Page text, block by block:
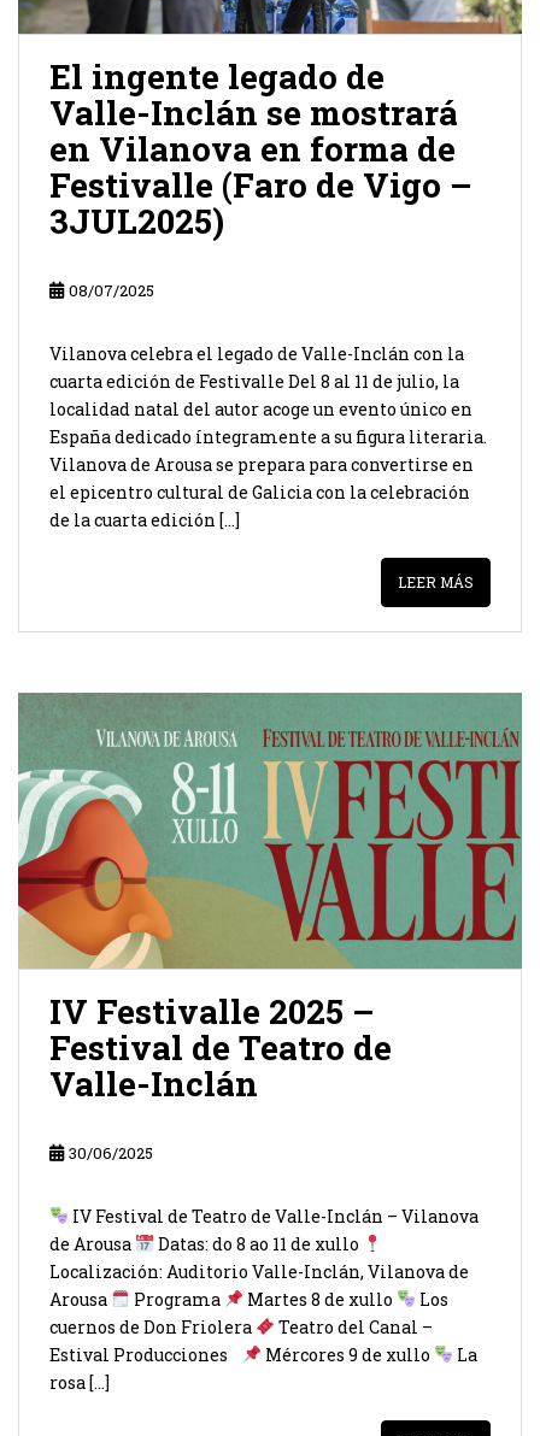
El ingente legado de
Valle-Inclán se mostrará
en Vilanova en forma de
Festivalle (Faro de Vigo –
3JUL2025)
08/07/2025
Vilanova celebra el legado de Valle-Inclán con la
cuarta edición de Festivalle Del 8 al 11 de julio, la
localidad natal del autor acoge un evento único en
España dedicado íntegramente a su figura literaria.
Vilanova de Arousa se prepara para convertirse en
el epicentro cultural de Galicia con la celebración
de la cuarta edición […]
LEER MÁS
IV Festivalle 2025 –
Festival de Teatro de
Valle-Inclán
30/06/2025
IV Festival de Teatro de Valle-Inclán – Vilanova
de Arousa
Datas: do 8 ao 11 de xullo
Localización: Auditorio Valle-Inclán, Vilanova de
Arousa
Programa Martes 8 de xullo
Los
cuernos de Don Friolera
Teatro del Canal –
Estival Producciones
Mércores 9 de xullo
La
rosa […]